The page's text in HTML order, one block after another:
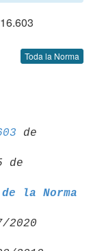
Toda la Norma
de
de
la Norma
2020